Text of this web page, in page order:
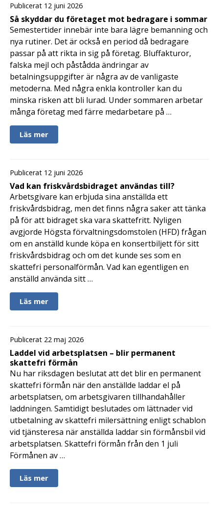
Publicerat 12 juni 2026
Så skyddar du företaget mot bedragare i sommar
Semestertider innebär inte bara lägre bemanning och
nya rutiner. Det är också en period då bedragare
passar på att rikta in sig på företag. Bluffakturor,
falska mejl och påstådda ändringar av
betalningsuppgifter är några av de vanligaste
metoderna. Med några enkla kontroller kan du
minska risken att bli lurad. Under sommaren arbetar
många företag med färre medarbetare på …
Läs mer
Publicerat 12 juni 2026
Vad kan friskvårdsbidraget användas till?
Arbetsgivare kan erbjuda sina anställda ett
friskvårdsbidrag, men det finns några saker att tänka
på för att bidraget ska vara skattefritt. Nyligen
avgjorde Högsta förvaltningsdomstolen (HFD) frågan
om en anställd kunde köpa en konsertbiljett för sitt
friskvårdsbidrag och om det kunde ses som en
skattefri personalförmån. Vad kan egentligen en
anställd använda sitt …
Läs mer
Publicerat 22 maj 2026
Laddel vid arbetsplatsen – blir permanent
skattefri förmån
Nu har riksdagen beslutat att det blir en permanent
skattefri förmån när den anställde laddar el på
arbetsplatsen, om arbetsgivaren tillhandahåller
laddningen. Samtidigt beslutades om lättnader vid
utbetalning av skattefri milersättning enligt schablon
vid tjänsteresa när anställda laddar sin förmånsbil vid
arbetsplatsen. Skattefri förmån från den 1 juli
Förmånen av …
Läs mer